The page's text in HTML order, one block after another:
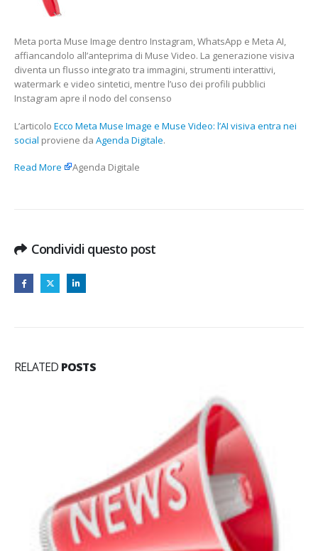
Meta porta Muse Image dentro Instagram, WhatsApp e Meta AI,
affiancandolo all’anteprima di Muse Video. La generazione visiva
diventa un flusso integrato tra immagini, strumenti interattivi,
watermark e video sintetici, mentre l’uso dei profili pubblici
Instagram apre il nodo del consenso
L’articolo Ecco Meta Muse Image e Muse Video: l’AI visiva entra nei
social proviene da Agenda Digitale.
Read More Agenda Digitale
Condividi questo post
RELATED POSTS